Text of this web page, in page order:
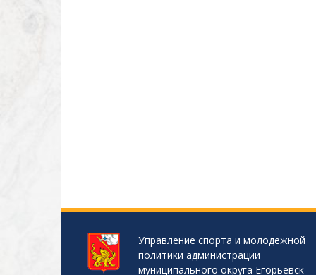
Управление спорта и молодежной
политики администрации
муниципального округа Егорьевск